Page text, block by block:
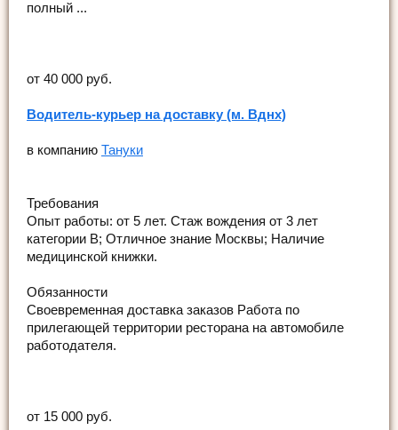
полный ...
от 40 000 руб.
Водитель-курьер на доставку (м. Вднх)
в компанию Тануки
Требования
Опыт работы: от 5 лет. Стаж вождения от 3 лет
категории В; Отличное знание Москвы; Наличие
медицинской книжки.
Обязанности
Своевременная доставка заказов Работа по
прилегающей территории ресторана на автомобиле
работодателя.
от 15 000 руб.